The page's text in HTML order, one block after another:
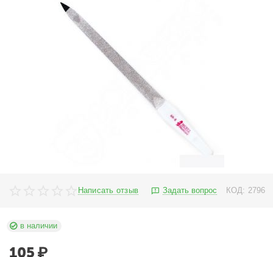
Написать отзыв Задать вопрос КОД: 2796
в наличии
105 ₽